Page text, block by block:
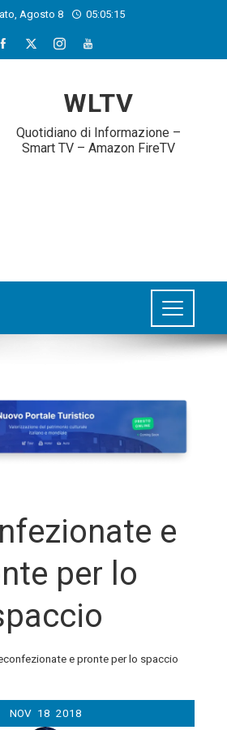
Agosto 8 05:05:15
WLTV
Quotidiano di Informazione –
Smart TV – Amazon FireTV
e
per lo
e pronte per lo spaccio
NOV 18 2018